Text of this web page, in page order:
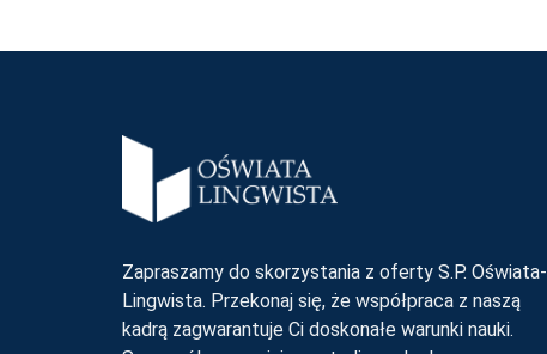
Zapraszamy do skorzystania z oferty S.P. Oświata-
Lingwista. Przekonaj się, że współpraca z naszą
kadrą zagwarantuje Ci doskonałe warunki nauki.